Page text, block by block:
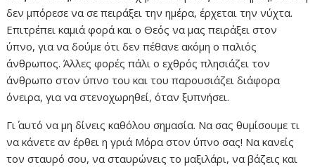
δεν μπόρεσε να σε πειράξει την ημέρα, έρχεται την νύχτα.
Επιτρέπει καμιά φορά και ο Θεός να μας πειράξει στον
ύπνο, για να δούμε ότι δεν πέθανε ακόμη ο παλιός
άνθρωπος. Άλλες φορές πάλι ο εχθρός πλησιάζει τον
άνθρωπο στον ύπνο του και του παρουσιάζει διάφορα
όνειρα, για να στενοχωρηθεί, όταν ξυπνήσει.
Γι΄ αυτό να μη δίνεις καθόλου σημασία. Να σας θυμίσουμε τι
να κάνετε αν έρθει η γριά Μόρα στον ύπνο σας! Να κανείς
τον σταυρό σου, να σταυρώνεις το μαξιλάρι, να βάζεις και